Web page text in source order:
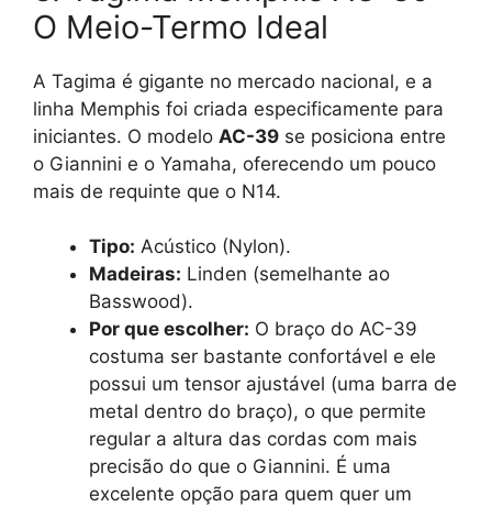
O Meio-Termo Ideal
A Tagima é gigante no mercado nacional, e a
linha Memphis foi criada especificamente para
iniciantes. O modelo AC-39 se posiciona entre
o Giannini e o Yamaha, oferecendo um pouco
mais de requinte que o N14.
Tipo: Acústico (Nylon).
Madeiras: Linden (semelhante ao
Basswood).
Por que escolher: O braço do AC-39
costuma ser bastante confortável e ele
possui um tensor ajustável (uma barra de
metal dentro do braço), o que permite
regular a altura das cordas com mais
precisão do que o Giannini. É uma
excelente opção para quem quer um